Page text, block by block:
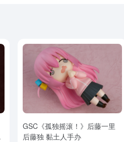
GSC《孤独摇滚！》后藤一里
后藤独 黏土人手办